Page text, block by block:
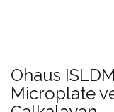
Ohaus
Microplate